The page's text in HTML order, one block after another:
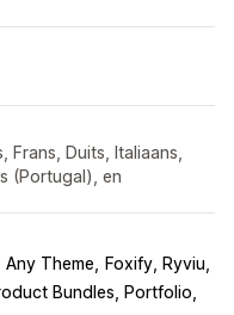
Frans, Duits, Italiaans,
(Portugal), en
Any Theme
Foxify, Ryviu
Bundles, Portfolio